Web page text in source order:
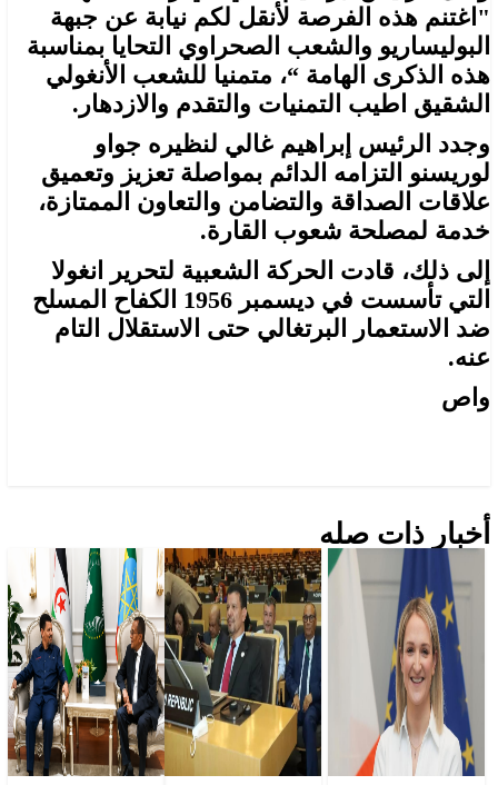
"اغتنم هذه الفرصة لأنقل لكم نيابة عن جبهة
البوليساريو والشعب الصحراوي التحايا بمناسبة
هذه الذكرى الهامة “، متمنيا للشعب الأنغولي
الشقيق اطيب التمنيات والتقدم والازدهار.
وجدد الرئيس إبراهيم غالي لنظيره جواو
لوريسنو التزامه الدائم بمواصلة تعزيز وتعميق
علاقات الصداقة والتضامن والتعاون الممتازة،
خدمة لمصلحة شعوب القارة.
إلى ذلك، قادت الحركة الشعبية لتحرير انغولا
التي تأسست في ديسمبر 1956 الكفاح المسلح
ضد الاستعمار البرتغالي حتى الاستقلال التام
عنه.
واص
أخبار ذات صله